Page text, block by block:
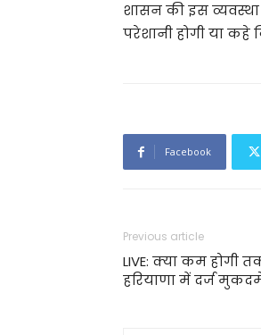
शासन की इस
परेशानी होगी या कहे
Facebook
Previous article
LIVE: क्या कम होगी
हरियाणा में दर्ज